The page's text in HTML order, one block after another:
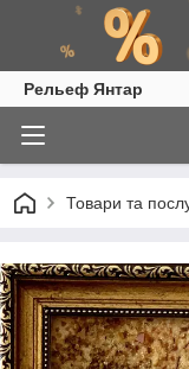
Рельеф Янтар
Товари та